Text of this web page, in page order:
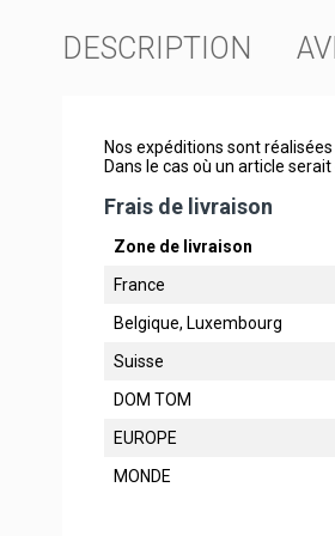
DESCRIPTION
Nos expéditions sont
Dans le cas où un article
Frais de livraison
Zone de livraison
France
Belgique, Luxembourg
Suisse
DOM TOM
EUROPE
MONDE